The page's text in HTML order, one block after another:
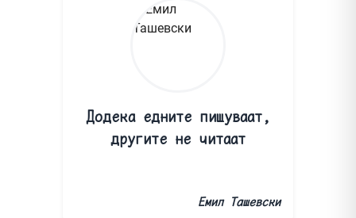
Додека едните пишуваат,
другите не читаат
Емил Ташевски